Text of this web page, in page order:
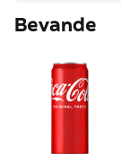
Bevande